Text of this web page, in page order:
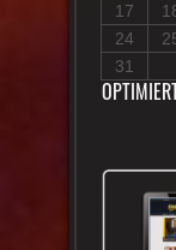
17
24
31